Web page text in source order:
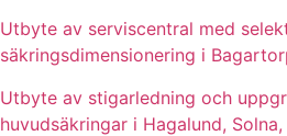
Utbyte av serviscentral med
säkringsdimensionering i
Utbyte av stigarledning och
huvudsäkringar i Hagalund,